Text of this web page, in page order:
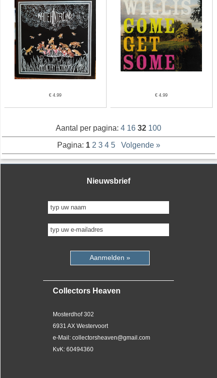
€ 4.99 € 4.99
Aantal per pagina: 4 16 32 100
Pagina: 1 2 3 4 5 Volgende »
Nieuwsbrief
Aanmelden »
Collectors Heaven
Mosterdhof 302
6931 AX Westervoort
e-Mail: collectorsheaven@gmail.com
KvK: 60494360